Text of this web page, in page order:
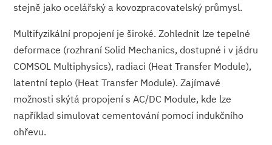
stejně jako ocelářský a kovozpracovatelský průmysl.
Multifyzikální propojení je široké. Zohlednit lze tepelné
deformace (rozhraní Solid Mechanics, dostupné i v jádru
COMSOL Multiphysics), radiaci (Heat Transfer Module),
latentní teplo (Heat Transfer Module). Zajímavé
možnosti skýtá propojení s AC/DC Module, kde lze
například simulovat cementování pomocí indukčního
ohřevu.